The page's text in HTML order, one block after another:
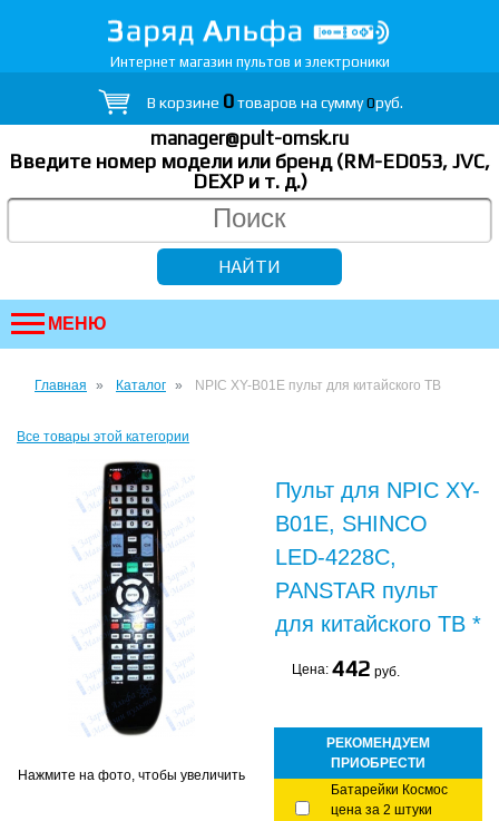
Интернет магазин пультов и электроники
В корзине 0товаров на сумму0руб.
manager@pult-omsk.ru
Введите номер модели или бренд (RM-ED053, JVC,
DEXP и т. д.)
МЕНЮ
Главная Каталог NPIC XY-B01E пульт для китайского ТВ
Все товары этой категории
Нажмите на фото, чтобы увеличить
Пульт для NPIC XY-
B01E, SHINCO
LED-4228C,
PANSTAR пульт
для китайского ТВ *
Цена: 442 руб.
РЕКОМЕНДУЕМ
ПРИОБРЕСТИ
Батарейки Космос
цена за 2 штуки